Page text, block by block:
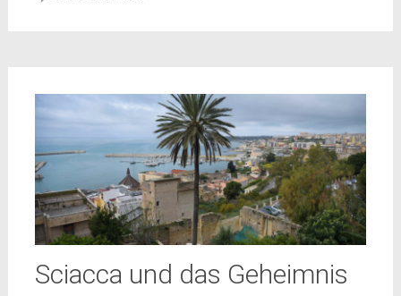
Sciacca und das Geheimnis